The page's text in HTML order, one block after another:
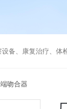
备、诊断仪器、手术室设
吻合器